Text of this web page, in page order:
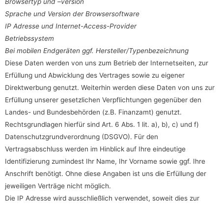
Browsertyp und –version
Sprache und Version der Browsersoftware
IP Adresse und Internet-Access-Provider
Betriebssystem
Bei mobilen Endgeräten ggf. Hersteller/Typenbezeichnung
Diese Daten werden von uns zum Betrieb der Internetseiten, zur
Erfüllung und Abwicklung des Vertrages sowie zu eigener
Direktwerbung genutzt. Weiterhin werden diese Daten von uns zur
Erfüllung unserer gesetzlichen Verpflichtungen gegenüber den
Landes- und Bundesbehörden (z.B. Finanzamt) genutzt.
Rechtsgrundlagen hierfür sind Art. 6 Abs. 1 lit. a), b), c) und f)
Datenschutzgrundverordnung (DSGVO). Für den
Vertragsabschluss werden im Hinblick auf Ihre eindeutige
Identifizierung zumindest Ihr Name, Ihr Vorname sowie ggf. Ihre
Anschrift benötigt. Ohne diese Angaben ist uns die Erfüllung der
jeweiligen Verträge nicht möglich.
Die IP Adresse wird ausschließlich verwendet, soweit dies zur